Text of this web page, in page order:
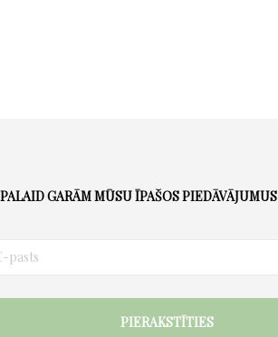
GARĀM MŪSU ĪPAŠOS PIEDĀVĀJUMUS